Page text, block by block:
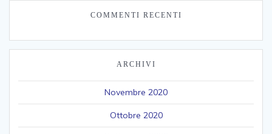
COMMENTI RECENTI
ARCHIVI
Novembre 2020
Ottobre 2020